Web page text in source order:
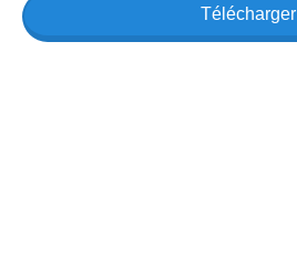
Télécharger